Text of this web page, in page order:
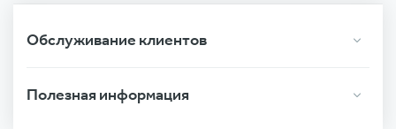
Обслуживание клиентов
Полезная информация